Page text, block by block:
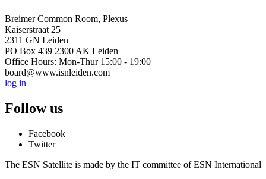
Breimer Common Room, Plexus
Kaiserstraat 25
2311 GN Leiden
PO Box 439 2300 AK Leiden
Office Hours: Mon-Thur 15:00 - 19:00
board@www.isnleiden.com
log in
Follow us
Facebook
Twitter
The ESN Satellite is made by the IT committee of ESN International